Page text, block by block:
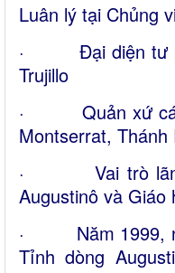
Luân lý tại Chủng
· Đại diện tư
Trujillo
· Quản xứ các
Montserrat, Thánh
· Vai trò lãnh
Augustinô và Giáo
· Năm 1999,
Tỉnh dòng